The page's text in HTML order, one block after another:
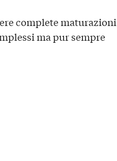
complete maturazioni
ma pur sempre